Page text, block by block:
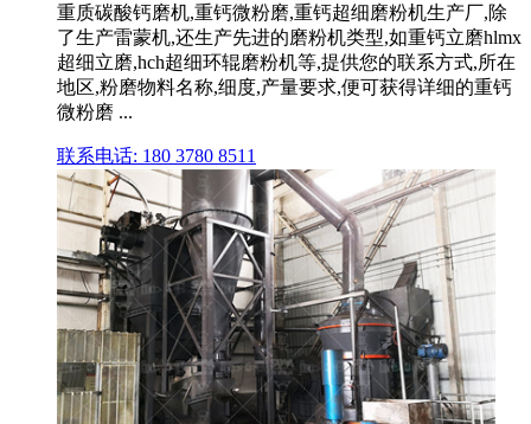
重质碳酸钙磨机,重钙微粉磨,重钙超细磨粉机生产厂,除
了生产雷蒙机,还生产先进的磨粉机类型,如重钙立磨hlmx
超细立磨,hch超细环辊磨粉机等,提供您的联系方式,所在
地区,粉磨物料名称,细度,产量要求,便可获得详细的重钙
微粉磨 ...
联系电话: 180 3780 8511